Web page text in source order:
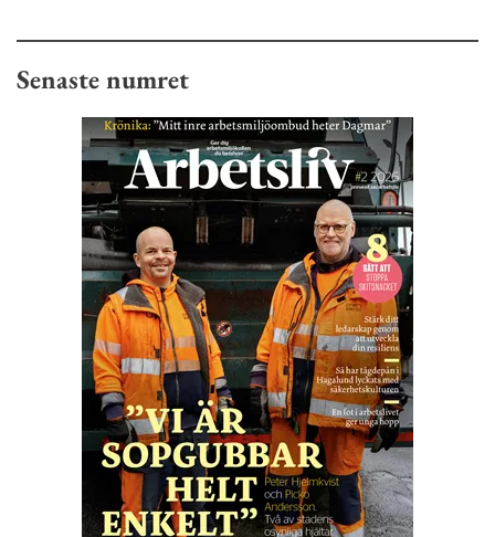
Senaste numret